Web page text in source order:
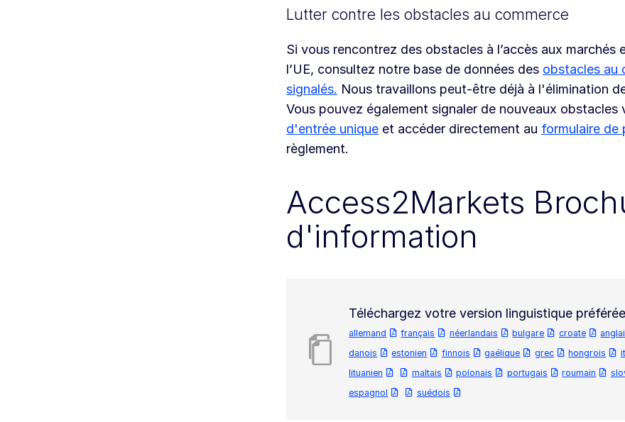
Lutter contre les obstacles au commerce
Si vous rencontrez des obstacles à l’accès aux marchés
l’UE, consultez notre base de données des obstacles au
signalés. Nous travaillons peut-être déjà à l'élimination
Vous pouvez également signaler de nouveaux obstacles
d'entrée unique et accéder directement au formulaire de
règlement.
Access2Markets
d'information
Téléchargez votre version linguistique
allemand français néerlandais bulgare croate
danois
estonien finnois gaélique grec hongrois
lituanien
maltais polonais portugais roumain
espagnol
suédois